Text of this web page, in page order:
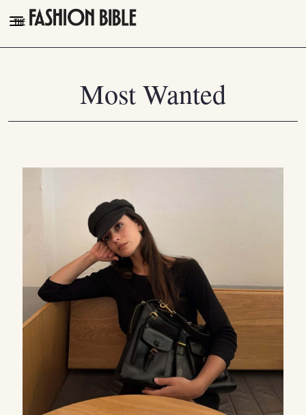
THE FASHION BIBLE
VIDEOS
Facebook
Instagram
Youtube
TikTok
Most Wanted